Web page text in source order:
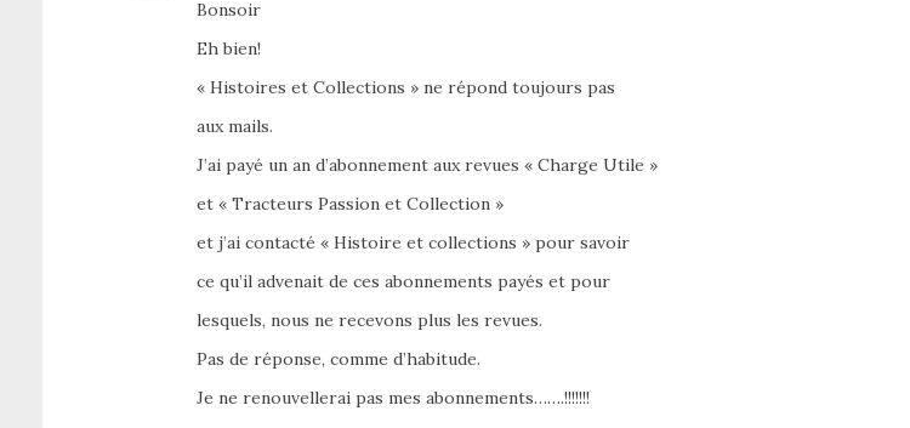
Bonsoir
Eh bien!
« Histoires et Collections » ne répond toujours pas
aux mails.
J’ai payé un an d’abonnement aux revues « Charge Utile »
et « Tracteurs Passion et Collection »
et j’ai contacté « Histoire et collections » pour savoir
ce qu’il advenait de ces abonnements payés et pour
lesquels, nous ne recevons plus les revues.
Pas de réponse, comme d’habitude.
Je ne renouvellerai pas mes abonnements…….!!!!!!!